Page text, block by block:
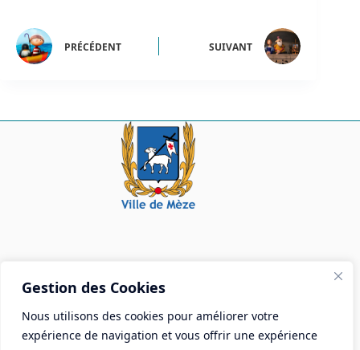
Gestion des Cookies
Nous utilisons des cookies pour améliorer votre
expérience de navigation et vous offrir une expérience
PRÉCÉDENT SUIVANT
Mairie de Mèze
Place Aristide Briand - BP 28 34140 Mèze
Tél :04 67 18 30 30